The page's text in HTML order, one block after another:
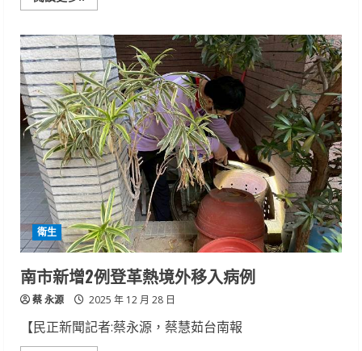
一
次
看
more
元
就
業
助
地
方
創
生
新
向
陽
協
會
注
入
後
壁
新
活
力
衛生
南市新增2例登革熱境外移入病例
蔡 永源 2025 年 12 月 28 日
【民正新聞記者:蔡永源，蔡慧茹台南報